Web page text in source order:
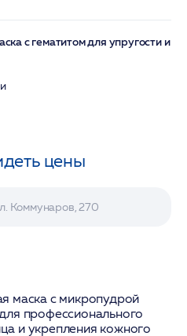
с гематитом для упругости и
цены
Коммунаров, 270
маска с микропудрой
профессионального
и укрепления кожного